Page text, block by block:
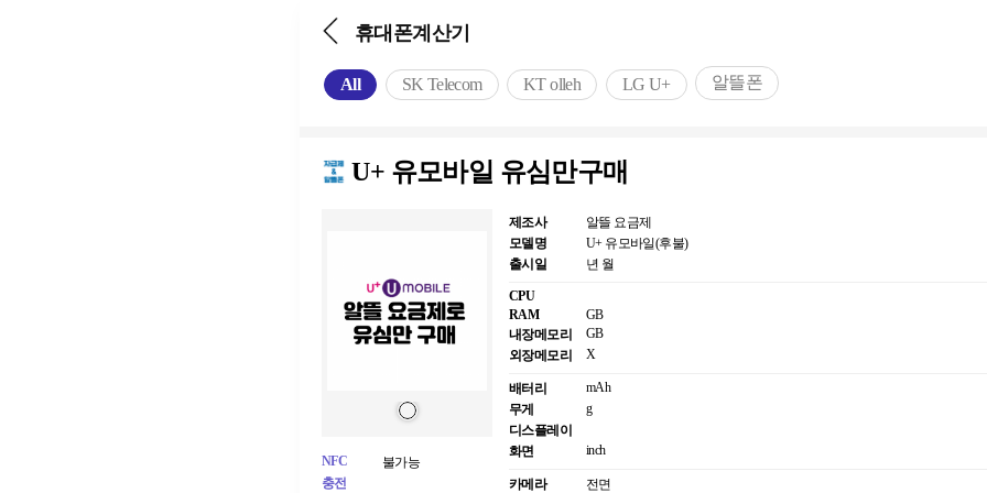
휴대폰계산기
All SK Telecom KT olleh LG U+ 알뜰폰
U+ 유모바일 유심만구매
NFC
불가능
충전
제조사
알뜰 요금제
모델명
U+ 유모바일(후불)
출시일
년 월
CPU
RAM
GB
내장메모리
GB
외장메모리
X
배터리
mAh
무게
g
디스플레이
화면
inch
카메라 전면